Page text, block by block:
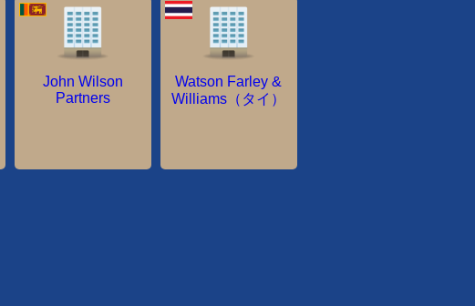
John Wilson
Partners
Watson Farley &
Williams（タイ）